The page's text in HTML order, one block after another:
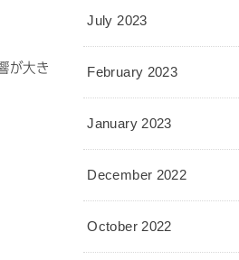
が大き
July 2023
February 2023
January 2023
December 2022
October 2022